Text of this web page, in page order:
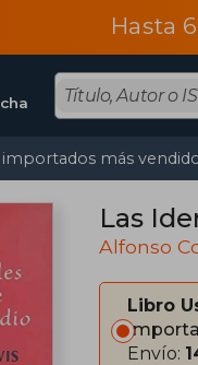
Hasta
más
Las
Alfonso
Libro
Envío: